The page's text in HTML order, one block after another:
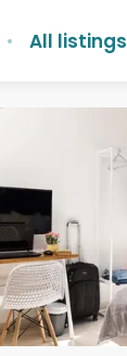
All listings